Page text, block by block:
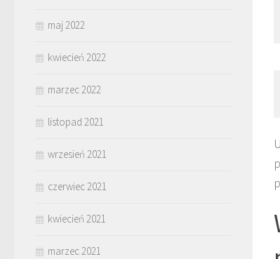
maj 2022
kwiecień 2022
marzec 2022
listopad 2021
wrzesień 2021
czerwiec 2021
kwiecień 2021
marzec 2021